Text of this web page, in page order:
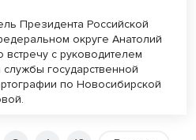
Президента Российской
округе Анатолий
с руководителем
государственной
по Новосибирской